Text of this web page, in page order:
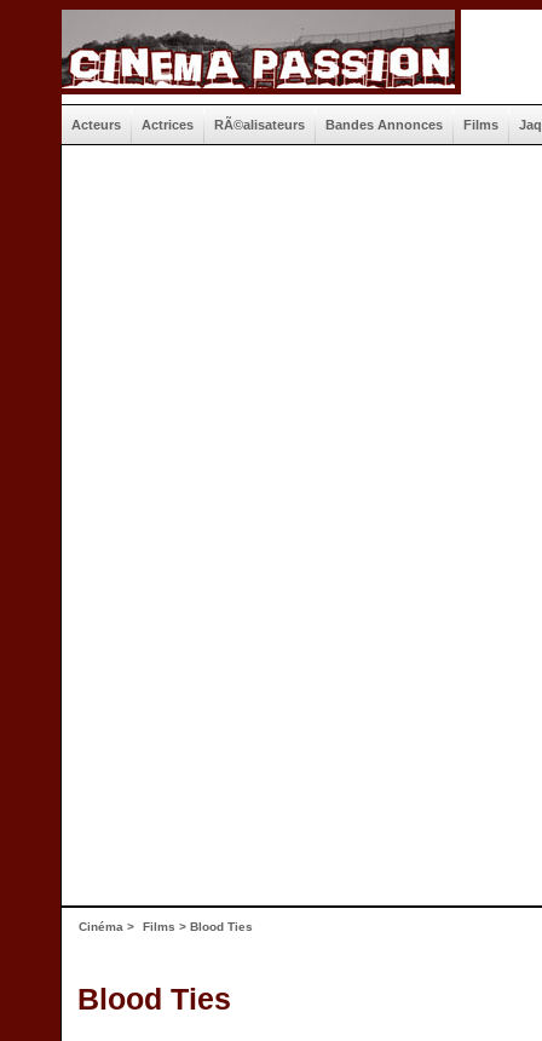
Acteurs Actrices RÃ©alisateurs Bandes Annonces Films
Cinéma > Films > Blood Ties
Blood Ties